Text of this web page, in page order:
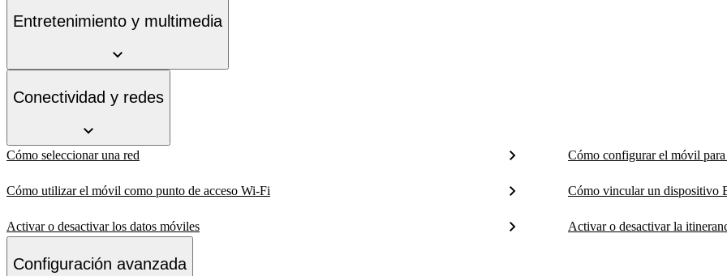
Entretenimiento y multimedia
Conectividad y redes
Cómo seleccionar una red Cómo configurar el móvil
Cómo utilizar el móvil como punto de acceso Wi-Fi Cómo vincular un dispositivo
Activar o desactivar los datos móviles Activar o desactivar la
Configuración avanzada